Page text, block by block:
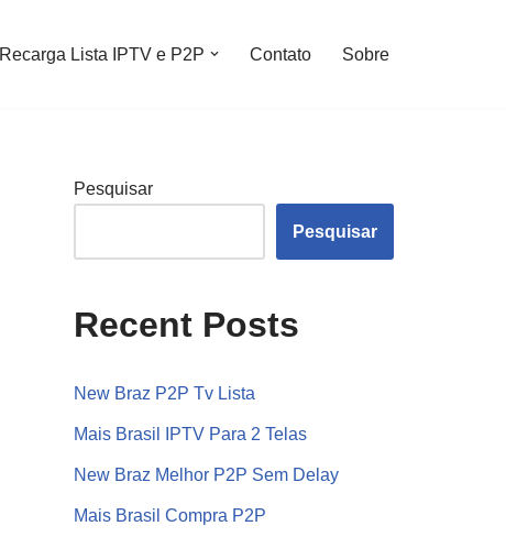
Recarga Lista IPTV e P2P Contato Sobre
Pesquisar
Pesquisar
Recent Posts
New Braz P2P Tv Lista
Mais Brasil IPTV Para 2 Telas
New Braz Melhor P2P Sem Delay
Mais Brasil Compra P2P